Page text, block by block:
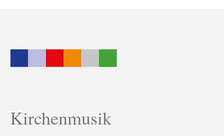
Kirchenmusik